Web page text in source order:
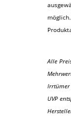
möglich.
Alle
Irrtümer
UVP